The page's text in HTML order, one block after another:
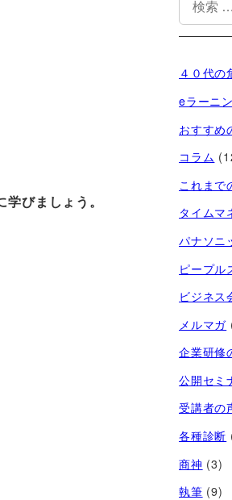
びましょう。
４０代の
eラーニ
おすすめ
コラム
これまで
タイムマ
パナソニ
ピープル
ビジネス
メルマガ
企業研修
公開セミ
受講者の
各種診断
商神 (3)
執筆 (9)